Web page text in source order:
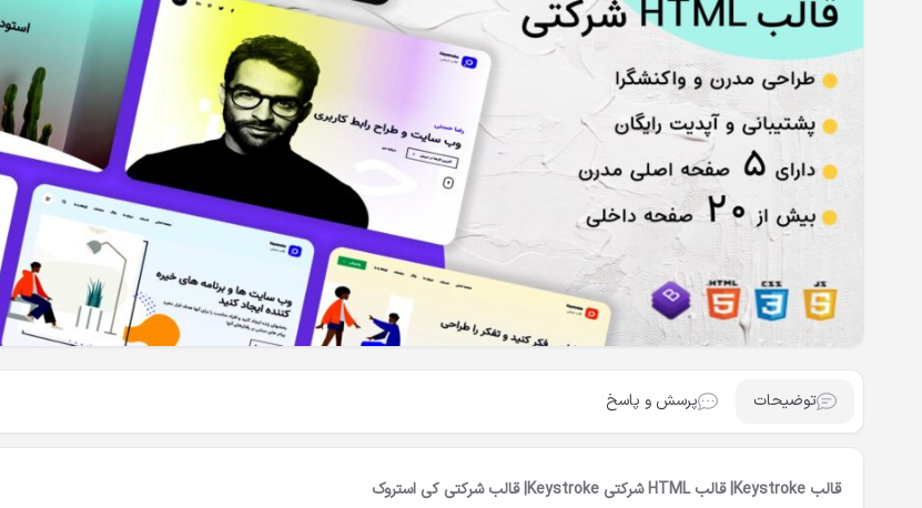
توضیحات پرسش و پاسخ
قالب Keystroke| قالب HTML شرکتی Keystroke| قالب شرکتی کی استروک